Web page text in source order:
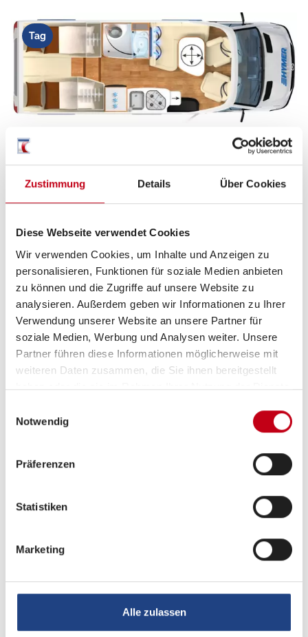
Zustimmung Details Über Cookies
Diese Webseite verwendet Cookies
Wir verwenden Cookies, um Inhalte und Anzeigen zu
personalisieren, Funktionen für soziale Medien anbieten
zu können und die Zugriffe auf unsere Website zu
analysieren. Außerdem geben wir Informationen zu Ihrer
Verwendung unserer Website an unsere Partner für
soziale Medien, Werbung und Analysen weiter. Unsere
Partner führen diese Informationen möglicherweise mit
weiteren Daten zusammen, die Sie ihnen bereitgestellt
haben oder die sie im Rahmen Ihrer Nutzung der Dienste
Notwendig
Präferenzen
Statistiken
Marketing
Alle zulassen
Tag
CrossOver Editionsausstattung:
-Mercedes-Benz Sprinter 4,1 t - 419 CDI - 140 KW/190
PS - Euro VI-E
-Außenfarbe Fahrerhaus Tenoritgrau (Metallic)
-Außenfarbe Aufbau Crystal-Silver-Metallic
-Automatikgetriebe 9G-TRONIC inkl. Hold-Funktion (x19
-LED-High-Performance-Scheinwerfer
-Windschutzscheibe beheizbar